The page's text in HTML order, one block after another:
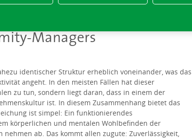
Managers
identischer Struktur erheblich voneinander, was das
angeht. In den meisten Fällen hat dieser
zu tun, sondern liegt daran, dass in einem der
ist. In diesem Zusammenhang bietet das
ist simpel: Ein funktionierendes
körperlichen und mentalen Wohlbefinden der
ab. Das kommt allen zugute: Zuverlässigkeit,